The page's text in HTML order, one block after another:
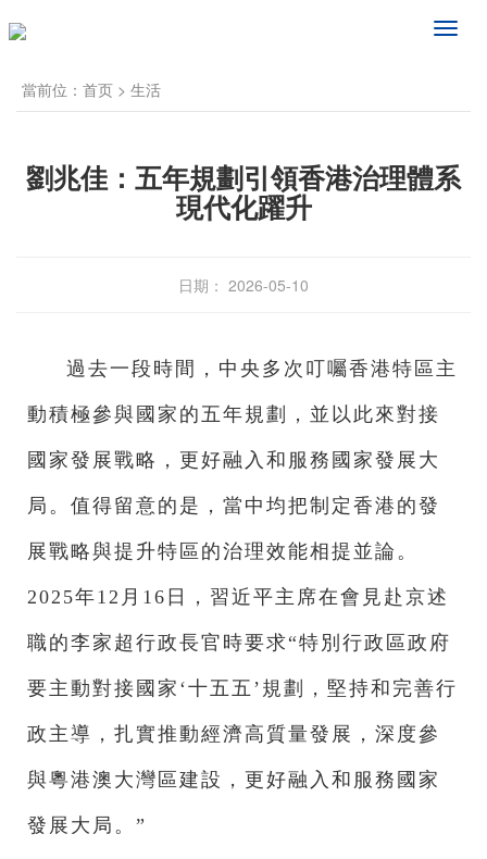
频
當前位： 首页 > 生活
劉兆佳：五年規劃引領香港治理體系
現代化躍升
日期： 2026-05-10
過去一段時間，中央多次叮囑香港特區主
動積極參與國家的五年規劃，並以此來對接
國家發展戰略，更好融入和服務國家發展大
局。值得留意的是，當中均把制定香港的發
展戰略與提升特區的治理效能相提並論。
2025年12月16日，習近平主席在會見赴京述
職的李家超行政長官時要求“特別行政區政府
要主動對接國家‘十五五’規劃，堅持和完善行
政主導，扎實推動經濟高質量發展，深度參
與粵港澳大灣區建設，更好融入和服務國家
發展大局。”